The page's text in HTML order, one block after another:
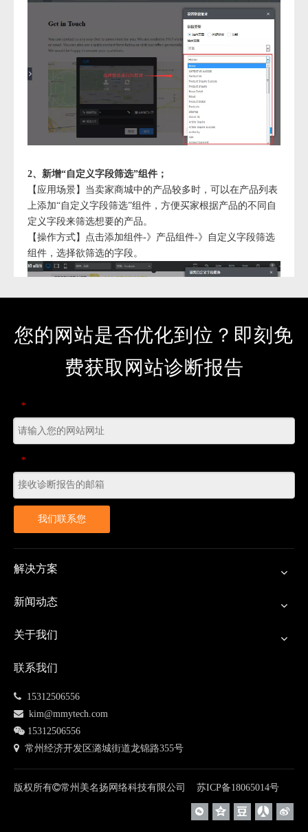
2、新增“自定义字段筛选”组件；
【应用场景】当卖家商城中的产品较多时，可以在产品列表
上添加“自定义字段筛选”组件，方便买家根据产品的不同自
定义字段来筛选想要的产品。
【操作方式】点击添加组件-》产品组件-》自定义字段筛选
组件，选择欲筛选的字段。
即可在产品列表上使用自定义字段筛选。
3、下载列表组件新增一种风格。
以选择这款新增的下载列表风格。
您的网站是否优化到位？即刻免
费获取网站诊断报告
*
*
我们联系您
解决方案
新闻动态
关于我们
联系我们
 15312506556
 kim@mmytech.com
 15312506556
 常州经济开发区潞城街道龙锦路355号
版权所有常州美名扬网络科技有限公司 苏ICP备18065014号